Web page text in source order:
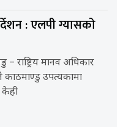
: एलपी ग्यासको
– राष्ट्रिय मानव अधिकार
उपत्यकामा
केही